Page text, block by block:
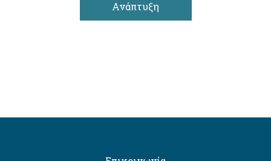
Ανάπτυξη